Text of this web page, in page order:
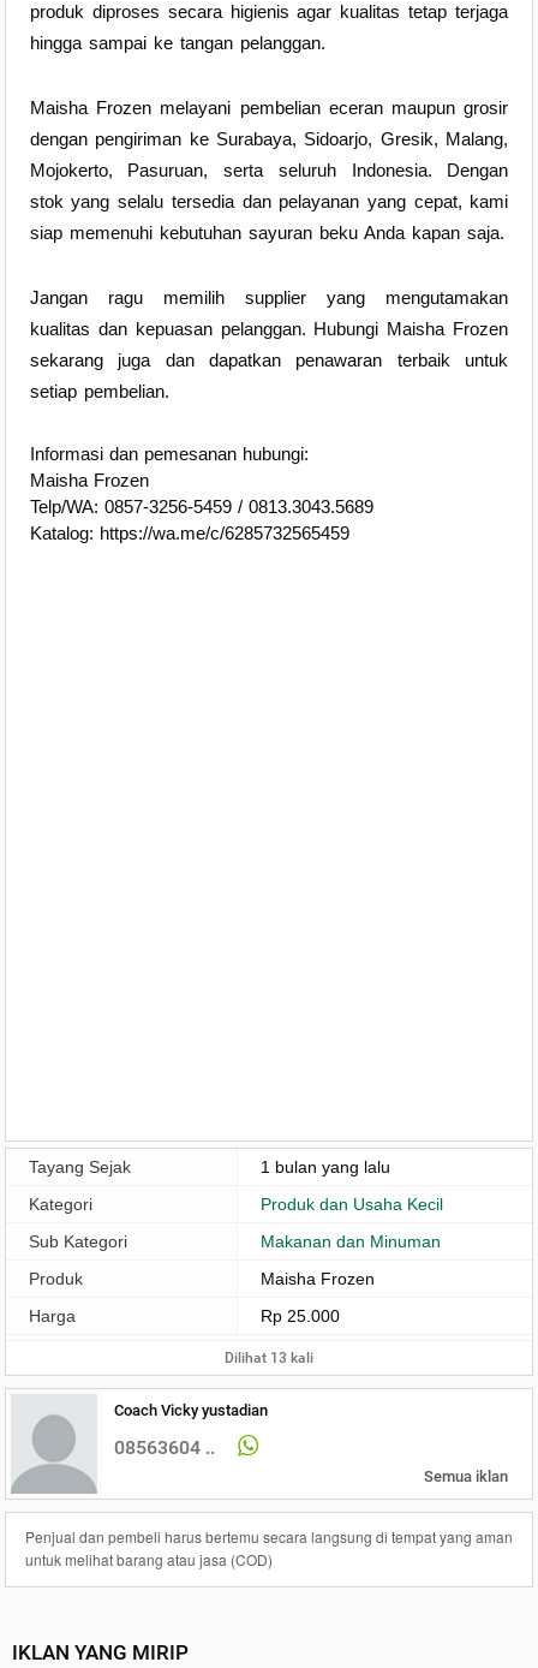
produk diproses secara higienis agar kualitas tetap terjaga
hingga sampai ke tangan pelanggan.
Maisha Frozen melayani pembelian eceran maupun grosir
dengan pengiriman ke Surabaya, Sidoarjo, Gresik, Malang,
Mojokerto, Pasuruan, serta seluruh Indonesia. Dengan
stok yang selalu tersedia dan pelayanan yang cepat, kami
siap memenuhi kebutuhan sayuran beku Anda kapan saja.
Jangan ragu memilih supplier yang mengutamakan
kualitas dan kepuasan pelanggan. Hubungi Maisha Frozen
sekarang juga dan dapatkan penawaran terbaik untuk
setiap pembelian.
Informasi dan pemesanan hubungi:
Maisha Frozen
Telp/WA: 0857-3256-5459 / 0813.3043.5689
Katalog: https://wa.me/c/6285732565459
Tayang Sejak
1 bulan yang lalu
Kategori
Produk dan Usaha Kecil
Sub Kategori
Makanan dan Minuman
Produk
Maisha Frozen
Harga
Rp 25.000
Dilihat 13 kali
Coach Vicky yustadian
08563604 ..
Semua iklan
Penjual dan pembeli harus bertemu secara langsung di tempat yang aman
untuk melihat barang atau jasa (COD)
IKLAN YANG MIRIP